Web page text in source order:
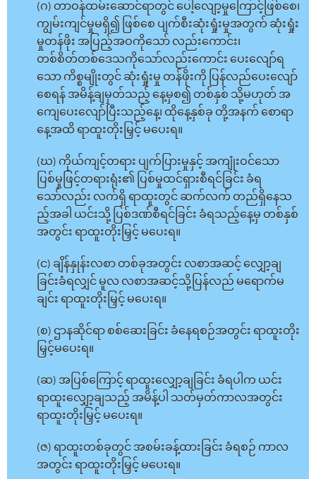
(ဂ) တာဝန်ထမ်းဆောင်ရာတွင် ပေါ့လျော့မှုကြောင့်ဖြစ်စေ၊
ကျွမ်းကျင်မှုမရှိ၍ ဖြစ်စေ ပျက်စီးဆုံးရှုံးမှုအတွက် ဆုံးရှုံး
မှုတန်ဖိုး အပြည့်အဝကိုသော် လည်းကောင်း၊
တစ်စိတ်တစ်ဒေသကိုသော်လည်းကောင်း ပေးလျော်ရ
သော ကိစ္စမျိုးတွင် ဆုံးရှုံးမှု တန်ဖိုးကို ပြန်လည်ပေးလျော်
စေရန် အမိန့်ချမှတ်သည့် နေ့မှစ၍ တစ်နှစ် သို့မဟုတ် အ
ကျေပေးလျော်ပြီးသည့်နေ့၊ ထိုနေ့နှစ်ခု တို့အနက် စောရာ
နေ့အထိ ရာထူးတိုးမြှင့် မပေးရ။
(ဃ) ကိုယ်ကျင့်တရား ပျက်ပြားမှုနှင့် အကျုံးဝင်သော
ပြစ်မှုဖြင့်တရားရုံး၏ ပြစ်မှုထင်ရှားစီရင်ခြင်း ခံရ
သော်လည်း လက်ရှိ ရာထူးတွင် ဆက်လက် တည်ရှိနေသ
ည့်အခါ ယင်းသို့ ပြစ်ဒဏ်စီရင်ခြင်း ခံရသည့်နေ့မှ တစ်နှစ်
အတွင်း ရာထူးတိုးမြှင့် မပေးရ။
(င) ချိန်နှုန်းလစာ တစ်ခုအတွင်း လစာအဆင့် လျှော့ချ
ခြင်းခံရလျှင် မူလ လစာအဆင့်သို့ပြန်လည် မရောက်မ
ချင်း ရာထူးတိုးမြှင့် မပေးရ။
(စ) ဌာနဆိုင်ရာ စစ်ဆေးခြင်း ခံနေရစဉ်အတွင်း ရာထူးတိုး
မြှင့်မပေးရ။
(ဆ) အပြစ်ကြောင့် ရာထူးလျှော့ချခြင်း ခံရပါက ယင်း
ရာထူးလျှော့ချသည့် အမိန့်ပါ သတ်မှတ်ကာလအတွင်း
ရာထူးတိုးမြှင့် မပေးရ။
(ဇ) ရာထူးတစ်ခုတွင် အစမ်းခန့်ထားခြင်း ခံရစဉ် ကာလ
အတွင်း ရာထူးတိုးမြှင့် မပေးရ။